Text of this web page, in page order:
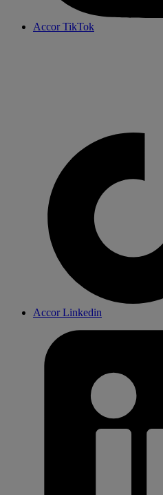
Accor TikTok
Accor Linkedin